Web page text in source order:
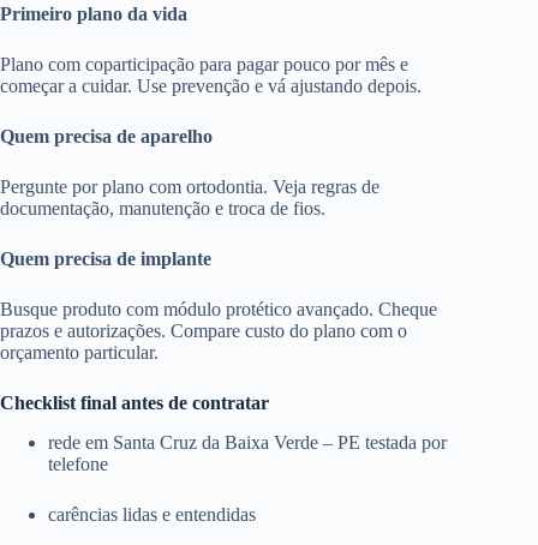
Primeiro plano da vida
Plano com coparticipação para pagar pouco por mês e
começar a cuidar. Use prevenção e vá ajustando depois.
Quem precisa de aparelho
Pergunte por plano com ortodontia. Veja regras de
documentação, manutenção e troca de fios.
Quem precisa de implante
Busque produto com módulo protético avançado. Cheque
prazos e autorizações. Compare custo do plano com o
orçamento particular.
Checklist final antes de contratar
rede em Santa Cruz da Baixa Verde – PE testada por
telefone
carências lidas e entendidas